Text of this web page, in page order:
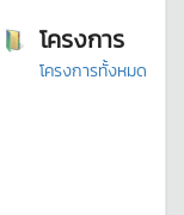
โครงการ
โครงการทั้งหมด